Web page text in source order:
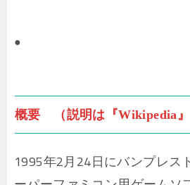
●
概要 （説明は『Wikipedia』
1995年2月24日にバンプレス